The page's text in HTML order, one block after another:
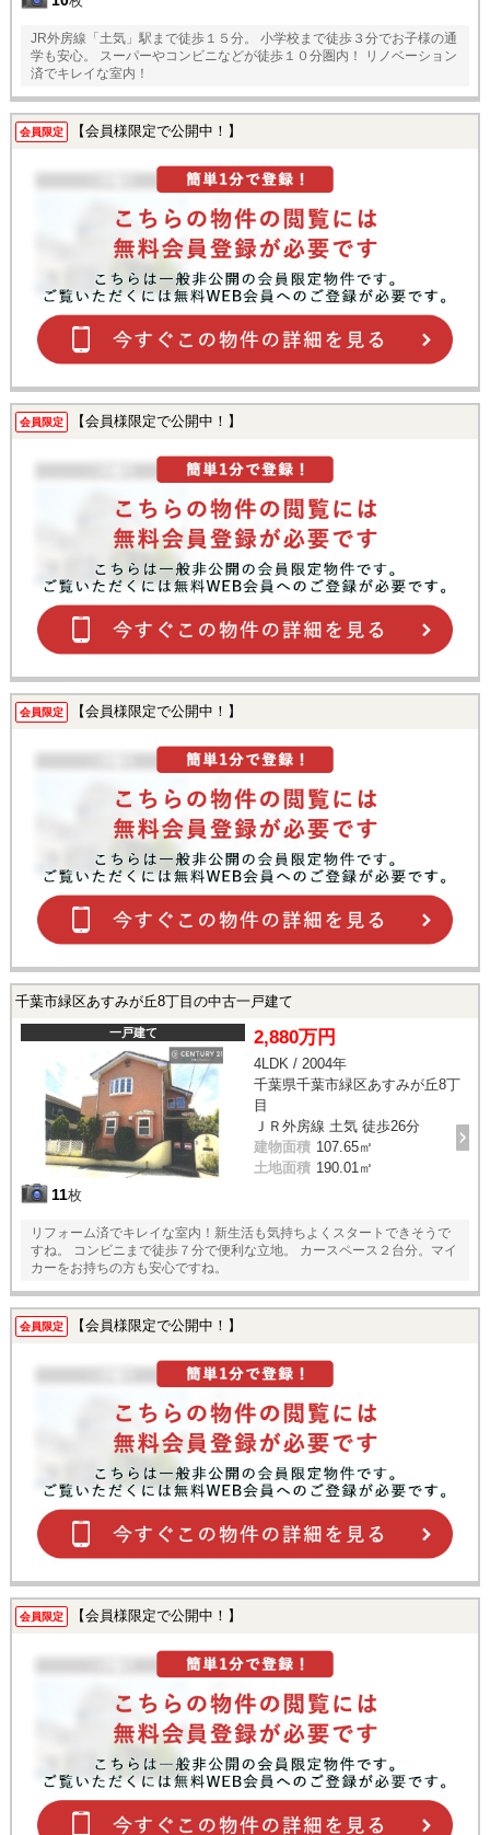
JR外房線「土気」駅まで徒歩１５分。 小学校まで徒歩３分でお子様の通
学も安心。 スーパーやコンビニなどが徒歩１０分圏内！ リノベーション
済でキレイな室内！
会員限定 【会員様限定で公開中！】
会員限定 【会員様限定で公開中！】
会員限定 【会員様限定で公開中！】
千葉市緑区あすみが丘8丁目の中古一戸建て
一戸建て
11枚
2,880万円
4LDK / 2004年
千葉県千葉市緑区あすみが丘8丁
目
ＪＲ外房線 土気 徒歩26分
建物面積 107.65㎡
土地面積 190.01㎡
リフォーム済でキレイな室内！新生活も気持ちよくスタートできそうで
すね。 コンビニまで徒歩７分で便利な立地。 カースペース２台分。マイ
カーをお持ちの方も安心ですね。
会員限定 【会員様限定で公開中！】
会員限定 【会員様限定で公開中！】